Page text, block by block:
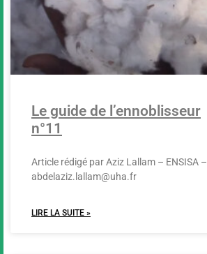
Le guide de l’ennoblisseur
n°11
Article rédigé par Aziz Lallam – ENSISA –
abdelaziz.lallam@uha.fr
LIRE LA SUITE »